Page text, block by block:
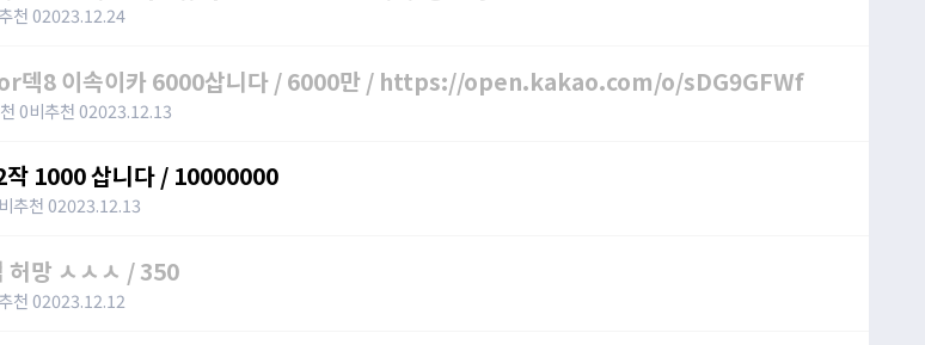
천 02023.12.24
덱8 이속이카 6000삽니다 / 6000만 / https://open.kakao.com/o/sDG9GFWf
0비추천 02023.12.13
작 1000 삽니다 / 10000000
비추천 02023.12.13
허망 ㅅㅅㅅ / 350
천 02023.12.12